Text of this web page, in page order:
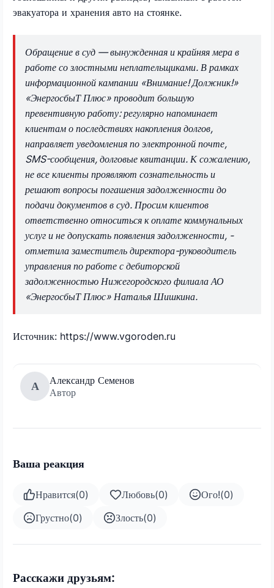
эвакуатора и хранения авто на стоянке.
Обращение в суд — вынужденная и крайняя мера в
работе со злостными неплательщиками. В рамках
информационной кампании «Внимание! Должник!»
«ЭнергосбыТ Плюс» проводит большую
превентивную работу: регулярно напоминает
клиентам о последствиях накопления долгов,
направляет уведомления по электронной почте,
SMS-сообщения, долговые квитанции. К сожалению,
не все клиенты проявляют сознательность и
решают вопросы погашения задолженности до
подачи документов в суд. Просим клиентов
ответственно относиться к оплате коммунальных
услуг и не допускать появления задолженности, -
отметила заместитель директора-руководитель
управления по работе с дебиторской
задолженностью Нижегородского филиала АО
«ЭнергосбыТ Плюс» Наталья Шишкина.
Источник: https://www.vgoroden.ru
А
Александр Семенов
Автор
Ваша реакция
Нравится(0) Любовь(0) Ого!(0)
Грустно(0) Злость(0)
Расскажи друзьям: